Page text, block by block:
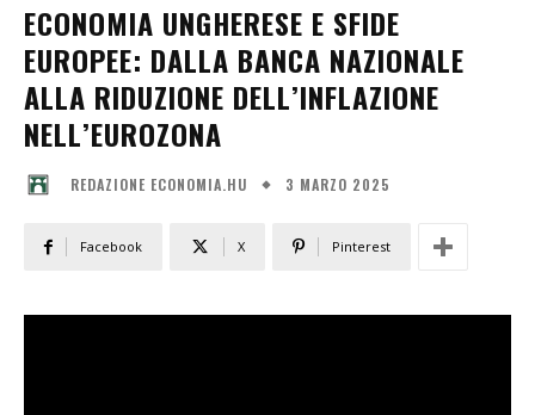
ECONOMIA UNGHERESE E SFIDE
EUROPEE: DALLA BANCA NAZIONALE
ALLA RIDUZIONE DELL’INFLAZIONE
NELL’EUROZONA
REDAZIONE ECONOMIA.HU 3 MARZO 2025
Facebook X Pinterest